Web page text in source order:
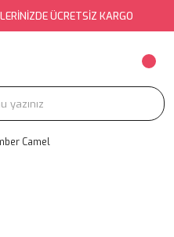
ÜCRETSİZ KARGO